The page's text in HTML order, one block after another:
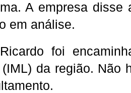
A empresa disse
em análise.
foi
da região. Não